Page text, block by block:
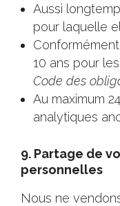
Aussi
pour laquelle
10 ans pour
Code des
Au maximum
analytiques
9. Partage de
personnelles
Nous ne